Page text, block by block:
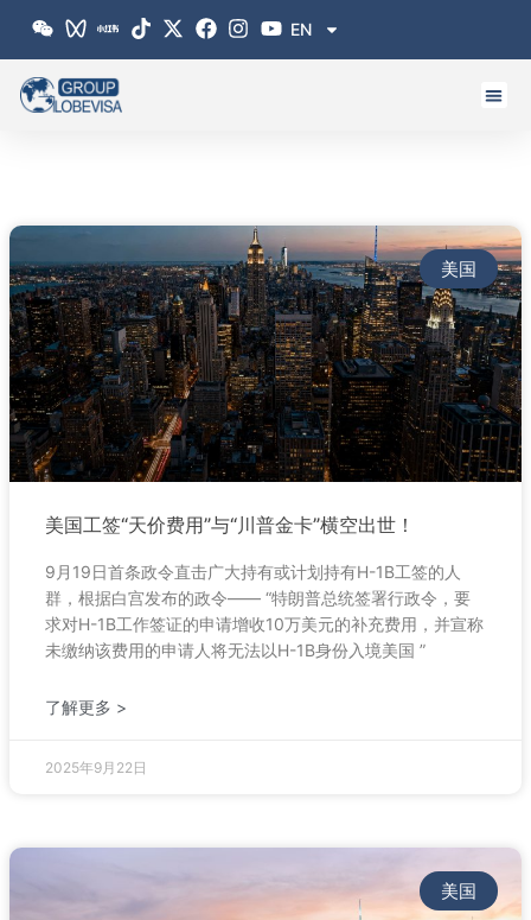
EN
美国
美国工签“天价费用”与“川普金卡”横空出世！
9月19日首条政令直击广大持有或计划持有H-1B工签的人
群，根据白宫发布的政令—— “特朗普总统签署行政令，要
求对H-1B工作签证的申请增收10万美元的补充费用，并宣称
未缴纳该费用的申请人将无法以H-1B身份入境美国 ”
了解更多 >
2025年9月22日
美国